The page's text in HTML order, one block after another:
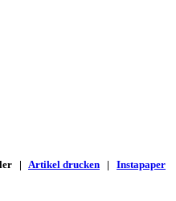
| Artikel drucken | Instapaper